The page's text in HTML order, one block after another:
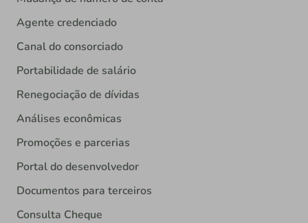
Agente credenciado
Canal do consorciado
Portabilidade de salário
Renegociação de dívidas
Análises econômicas
Promoções e parcerias
Portal do desenvolvedor
Documentos para terceiros
Consulta Cheque